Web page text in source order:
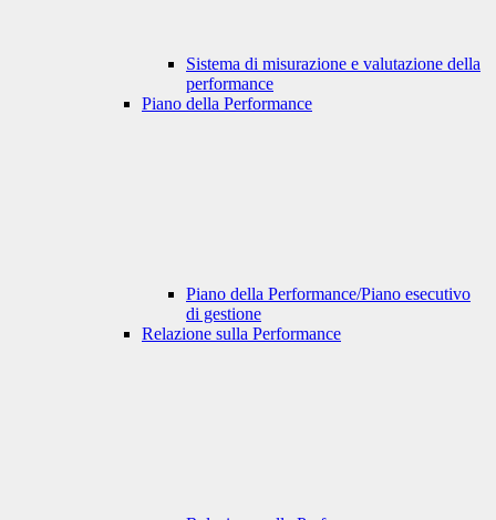
Sistema di misurazione e valutazione della
performance
Piano della Performance
Piano della Performance/Piano esecutivo
di gestione
Relazione sulla Performance